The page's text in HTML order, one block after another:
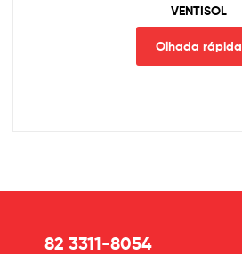
VENTISOL
Olhada rápida
82 3311-8054